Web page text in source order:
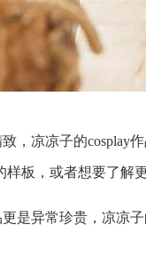
，凉凉子的cosplay
板，或者想要了解
是异常珍贵，凉凉子